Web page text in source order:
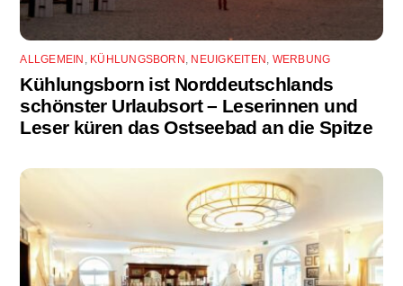
ALLGEMEIN , KÜHLUNGSBORN , NEUIGKEITEN , WERBUNG
Kühlungsborn ist Norddeutschlands
schönster Urlaubsort – Leserinnen und
Leser küren das Ostseebad an die Spitze